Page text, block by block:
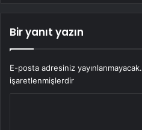
Bir yanıt yazın
E-posta adresiniz yayınlanmayacak.
işaretlenmişlerdir